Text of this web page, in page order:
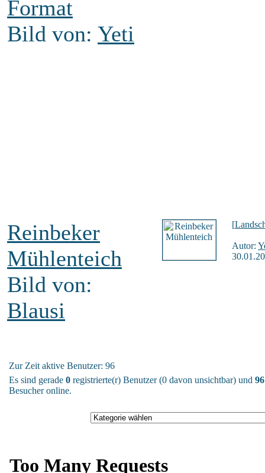
Format
Bild von: Yeti
Reinbeker
Mühlenteich
Bild von:
Blausi
[
Autor:
Zur Zeit aktive Benutzer: 96
Es sind gerade 0 registrierte(r) Benutzer (0 davon unsichtbar) und 96
Besucher online.